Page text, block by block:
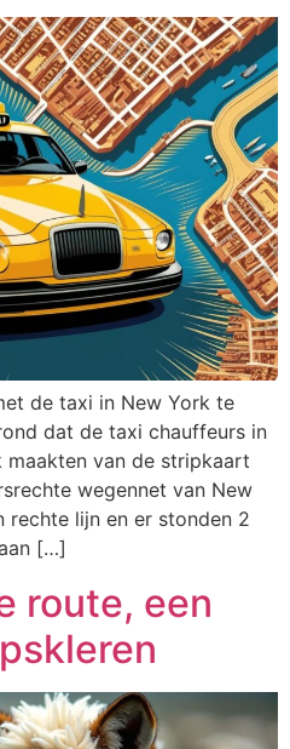
de taxi in New York te
dat de taxi chauffeurs in
van de stripkaart
wegennet van New
rechte lijn en er stonden 2
[…]
route, een